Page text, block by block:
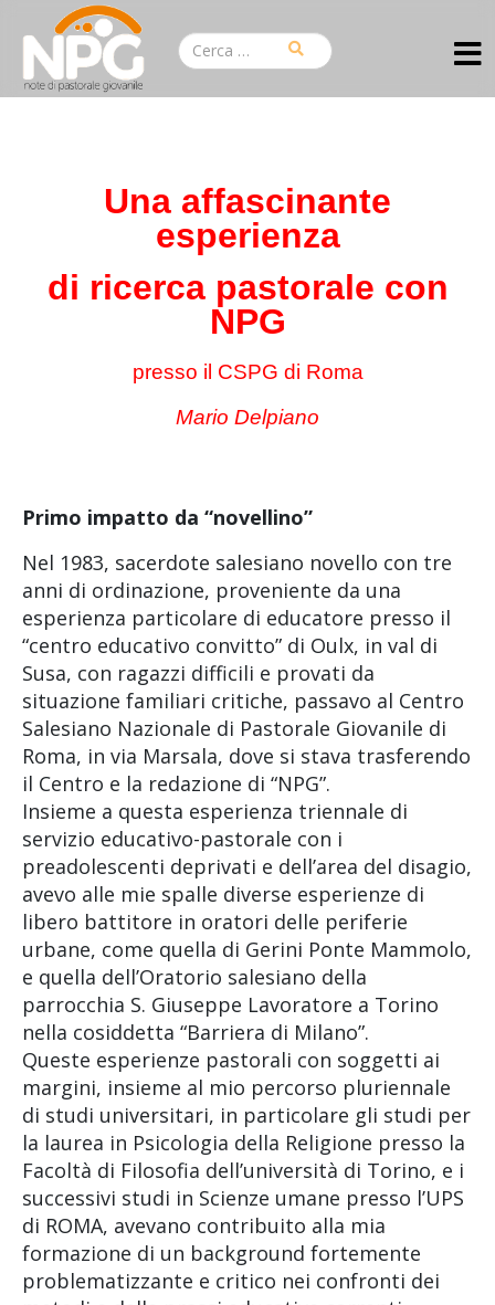
Una affascinante
esperienza
di ricerca pastorale con
NPG
presso il CSPG di Roma
Mario Delpiano
Primo impatto da “novellino”
Nel 1983, sacerdote salesiano novello con tre
anni di ordinazione, proveniente da una
esperienza particolare di educatore presso il
“centro educativo convitto” di Oulx, in val di
Susa, con ragazzi difficili e provati da
situazione familiari critiche, passavo al Centro
Salesiano Nazionale di Pastorale Giovanile di
Roma, in via Marsala, dove si stava trasferendo
il Centro e la redazione di “NPG”.
Insieme a questa esperienza triennale di
servizio educativo-pastorale con i
preadolescenti deprivati e dell’area del disagio,
avevo alle mie spalle diverse esperienze di
libero battitore in oratori delle periferie
urbane, come quella di Gerini Ponte Mammolo,
e quella dell’Oratorio salesiano della
parrocchia S. Giuseppe Lavoratore a Torino
nella cosiddetta “Barriera di Milano”.
Queste esperienze pastorali con soggetti ai
margini, insieme al mio percorso pluriennale
di studi universitari, in particolare gli studi per
la laurea in Psicologia della Religione presso la
Facoltà di Filosofia dell’università di Torino, e i
successivi studi in Scienze umane presso l’UPS
di ROMA, avevano contribuito alla mia
formazione di un background fortemente
problematizzante e critico nei confronti dei